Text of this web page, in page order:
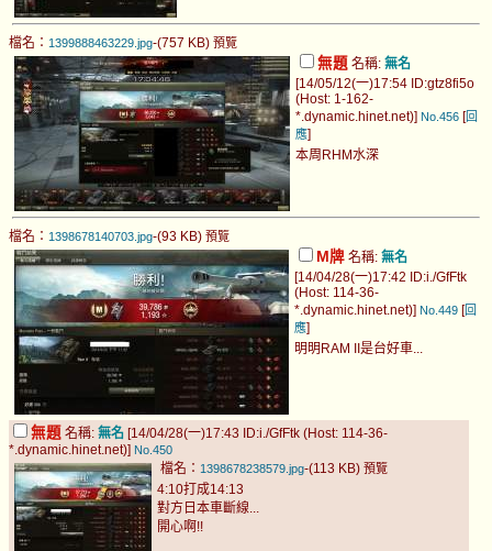
檔名： 1399888463229.jpg-(757 KB) 預覽
無題 名稱: 無名
[14/05/12(一)17:54 ID:gtz8fi5o
(Host: 1-162-
*.dynamic.hinet.net)] No.456 [回
應]
本周RHM水深
檔名： 1398678140703.jpg-(93 KB) 預覽
M牌 名稱: 無名
[14/04/28(一)17:42 ID:i./GfFtk
(Host: 114-36-
*.dynamic.hinet.net)] No.449 [回
應]
明明RAM II是台好車...
無題 名稱: 無名 [14/04/28(一)17:43 ID:i./GfFtk (Host: 114-36-
*.dynamic.hinet.net)] No.450
檔名： 1398678238579.jpg-(113 KB) 預覽
4:10打成14:13
對方日本車斷線...
開心啊!!